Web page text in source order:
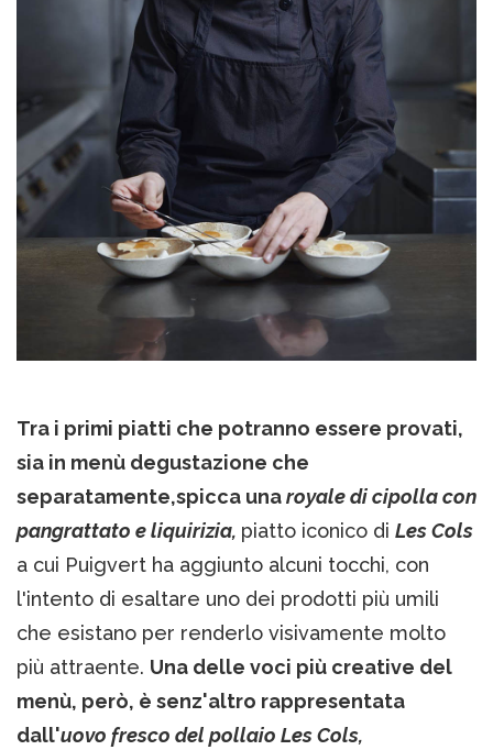
Tra i primi piatti che potranno essere provati,
sia in menù degustazione che
separatamente,spicca unaroyale di cipolla con
pangrattato e liquirizia, piatto iconico di Les Cols
a cui Puigvert ha aggiunto alcuni tocchi, con
l'intento di esaltare uno dei prodotti più umili
che esistano per renderlo visivamente molto
più attraente. Una delle voci più creative del
menù, però, è senz'altro rappresentata
dall'uovo fresco del pollaio Les Cols,